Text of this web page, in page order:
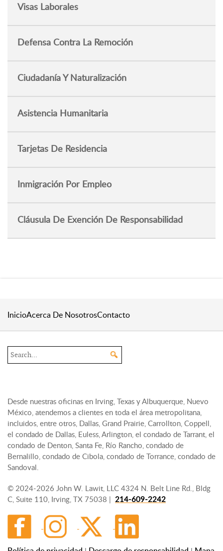
Visas Laborales
Defensa Contra La Remoción
Ciudadanía Y Naturalización
Asistencia Humanitaria
Tarjetas De Residencia
Inmigración Por Empleo
Cláusula De Exención De Responsabilidad
InicioAcerca De NosotrosContacto
Search the site
Desde nuestras oficinas en Irving, Texas y Albuquerque, Nuevo
México, atendemos a clientes en toda el área metropolitana,
incluidos, entre otros, Dallas, Grand Prairie, Carrollton, Coppell,
el condado de Dallas, Euless, Arlington, el condado de Tarrant, el
condado de Denton, Santa Fe, Río Rancho, condado de
Bernalillo, condado de Cibola, condado de Torrance, condado de
Sandoval.
© 2024-2026 John W. Lawit, LLC 4324 N. Belt Line Rd., Bldg
C, Suite 110, Irving, TX 75038 | 214-609-2242